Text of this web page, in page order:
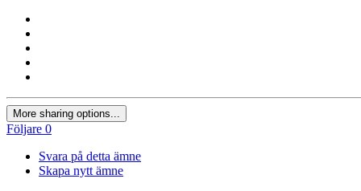
More sharing options...
Följare 0
Svara på detta ämne
Skapa nytt ämne